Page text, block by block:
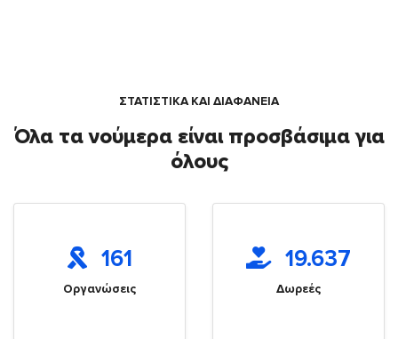
ΣΤΑΤΙΣΤΙΚΑ ΚΑΙ ΔΙΑΦΑΝΕΙΑ
Όλα τα νούμερα είναι προσβάσιμα για
όλους
161
Οργανώσεις
19.637
Δωρεές